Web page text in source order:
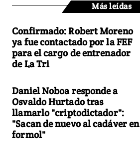
Más leídas
Confirmado: Robert Moreno
ya fue contactado por la FEF
para el cargo de entrenador
de La Tri
Daniel Noboa responde a
Osvaldo Hurtado tras
llamarlo "criptodictador":
"Sacan de nuevo al cadáver en
formol"